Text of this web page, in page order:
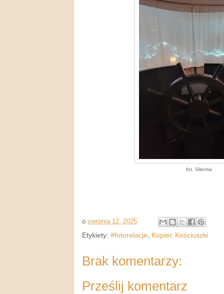
fot. Silentia
o sierpnia 12, 2025
Etykiety: #fotorelacje Kopiec Kościuszki
Brak komentarzy:
Prześlij komentarz